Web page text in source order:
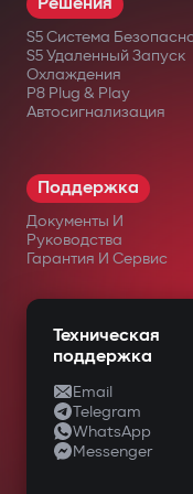
в
Gazer;
в крупных
в
месяцев.
S5 Система
S5 Удаленный Запуск
Охлаждения
P8 Plug & Play
Автосигнализация
Поддержка
Документы И
Руководства
Гарантия И Сервис
Техническая
поддержка
Email
Telegram
WhatsApp
Messenger